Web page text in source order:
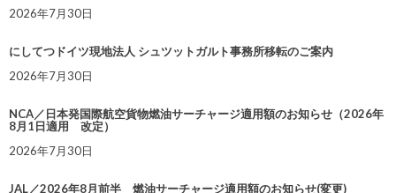
2026年7月30日
にしてつドイツ現地法人 シュツットガルト事務所移転のご案内
2026年7月30日
NCA／日本発国際航空貨物燃油サーチャージ適用額のお知らせ（2026年
8月1日適用 改定）
2026年7月30日
JAL／2026年8月前半 燃油サーチャージ適用額のお知らせ(変更)